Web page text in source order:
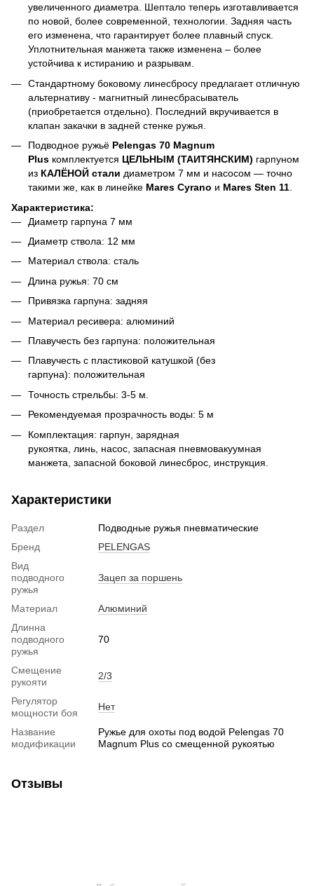
увеличенного диаметра. Шептало теперь изготавливается
по новой, более современной, технологии. Задняя часть
его изменена, что гарантирует более плавный спуск.
Уплотнительная манжета также изменена – более
устойчива к истиранию и разрывам.
Стандартному боковому линесбросу предлагает отличную
альтернативу - магнитный линесбрасыватель
(приобретается отдельно). Последний вкручивается в
клапан закачки в задней стенке ружья.
Подводное ружьё Pelengas 70 Magnum
Plus комплектуется ЦЕЛЬНЫМ (ТАИТЯНСКИМ) гарпуном
из КАЛЁНОЙ стали диаметром 7 мм и насосом ― точно
такими же, как в линейке Mares Cyrano и Mares Sten 11.
Характеристика:
Диаметр гарпуна 7 мм
Диаметр ствола: 12 мм
Материал ствола: сталь
Длина ружья: 70 см
Привязка гарпуна: задняя
Материал ресивера: алюминий
Плавучесть без гарпуна: положительная
Плавучесть с пластиковой катушкой (без
гарпуна): положительная
Точность стрельбы: 3-5 м.
Рекомендуемая прозрачность воды: 5 м
Комплектация: гарпун, зарядная
рукоятка, линь, насос, запасная пневмовакуумная
манжета, запасной боковой линесброс, инструкция.
Характеристики
Раздел
Подводные ружья пневматические
Бренд
PELENGAS
Вид
подводного
ружья
Зацеп за поршень
Материал
Алюминий
Длинна
подводного
ружья
70
Смещение
рукояти
2/3
Регулятор
мощности боя
Нет
Название
модификации
Ружье для охоты под водой Pelengas 70
Magnum Plus со смещенной рукоятью
Отзывы